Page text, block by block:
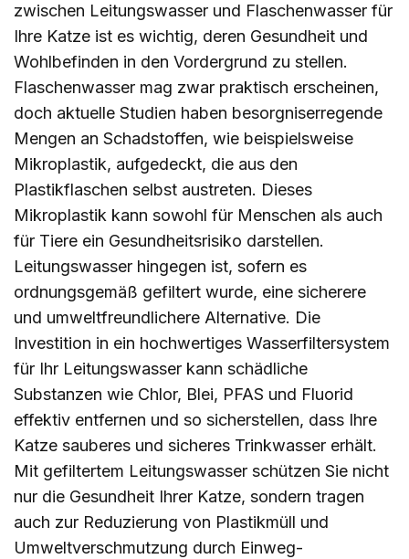
zwischen Leitungswasser und Flaschenwasser für
Ihre Katze ist es wichtig, deren Gesundheit und
Wohlbefinden in den Vordergrund zu stellen.
Flaschenwasser mag zwar praktisch erscheinen,
doch aktuelle Studien haben besorgniserregende
Mengen an Schadstoffen, wie beispielsweise
Mikroplastik, aufgedeckt, die aus den
Plastikflaschen selbst austreten. Dieses
Mikroplastik kann sowohl für Menschen als auch
für Tiere ein Gesundheitsrisiko darstellen.
Leitungswasser hingegen ist, sofern es
ordnungsgemäß gefiltert wurde, eine sicherere
und umweltfreundlichere Alternative. Die
Investition in ein hochwertiges Wasserfiltersystem
für Ihr Leitungswasser kann schädliche
Substanzen wie Chlor, Blei, PFAS und Fluorid
effektiv entfernen und so sicherstellen, dass Ihre
Katze sauberes und sicheres Trinkwasser erhält.
Mit gefiltertem Leitungswasser schützen Sie nicht
nur die Gesundheit Ihrer Katze, sondern tragen
auch zur Reduzierung von Plastikmüll und
Umweltverschmutzung durch Einweg-